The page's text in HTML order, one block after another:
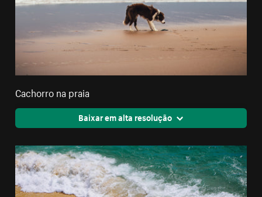
Cachorro na praia
Baixar em alta resolução